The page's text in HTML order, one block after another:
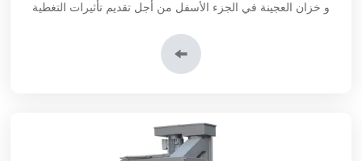
و خزان العجينة في الجزء الأسفل من أجل تقديم تأثيرات التغطية
عمليات قبل آلة تغطية اللحوم بفتات الخبز و آلة تغطية اللحوم
بالطحين.